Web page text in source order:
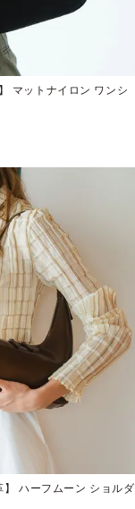
マットナイロン ワンシ
】 ハーフムーン ショルダ